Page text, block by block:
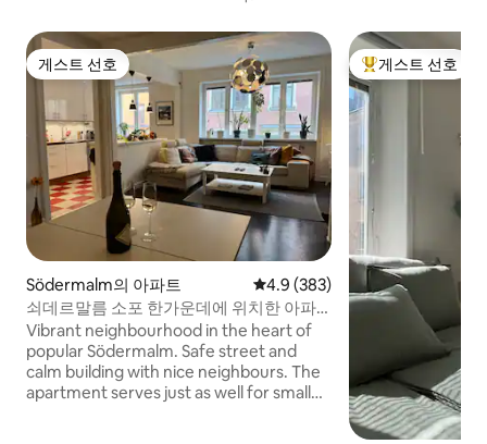
게스트 선호
게스트 선호
Södermalm의 아파트 평점 4.9점(5점 만점), 후기 383
4.9 (383)
쇠데르말름 소포 한가운데에 위치한 아파
트, 67평방미터
Vibrant neighbourhood in the heart of
popular Södermalm. Safe street and
calm building with nice neighbours. The
apartment serves just as well for smaller
상위 게스트 선호
게스트 선호